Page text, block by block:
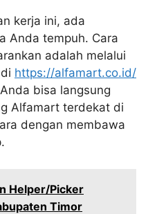
kerja ini, ada
Anda tempuh. Cara
adalah melalui
https://alfamart.co.id/
bisa langsung
Alfamart terdekat di
dengan membawa
Helper/Picker
Timor